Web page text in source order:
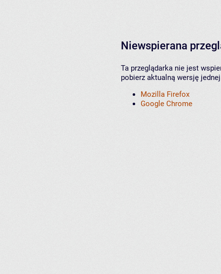
Niewspierana
Ta przeglądarka nie jest
pobierz aktualną wersję
Mozilla Firefox
Google Chrome